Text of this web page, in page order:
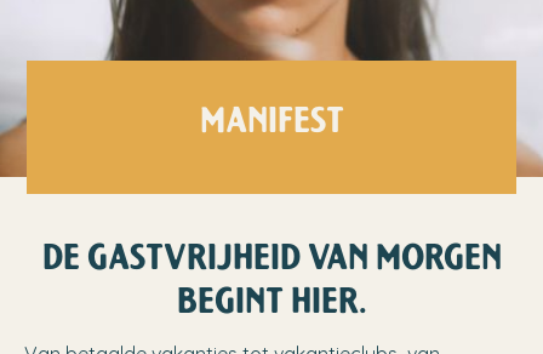
MANIFEST
DE GASTVRIJHEID VAN MORGEN
BEGINT HIER.